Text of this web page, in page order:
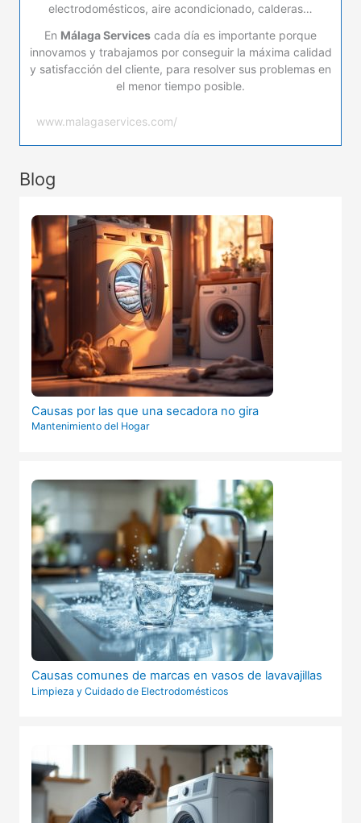
electrodomésticos, aire acondicionado, calderas…
En Málaga Services cada día es importante porque
innovamos y trabajamos por conseguir la máxima calidad
y satisfacción del cliente, para resolver sus problemas en
el menor tiempo posible.
www.malagaservices.com/
Blog
Causas por las que una secadora no gira
Mantenimiento del Hogar
Causas comunes de marcas en vasos de lavavajillas
Limpieza y Cuidado de Electrodomésticos